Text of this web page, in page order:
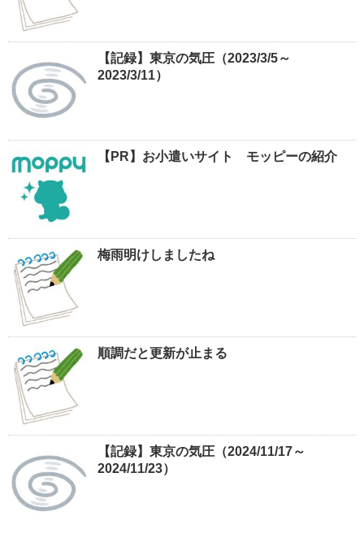
【記録】東京の気圧（2023/3/5～
2023/3/11）
【PR】お小遣いサイト モッピーの紹介
梅雨明けしましたね
順調だと更新が止まる
【記録】東京の気圧（2024/11/17～
2024/11/23）